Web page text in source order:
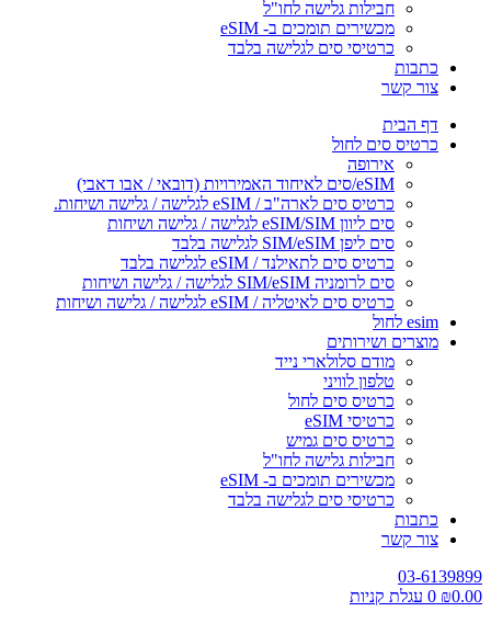
חבילות גלישה לחו"ל
מכשירים תומכים ב- eSIM
כרטיסי סים לגלישה בלבד
כתבות
צור קשר
דף הבית
כרטיס סים לחול
אירופה
eSIM/סים לאיחוד האמירויות (דובאי / אבו דאבי)
כרטיס סים לארה"ב / eSIM לגלישה / גלישה ושיחות.
סים ליוון eSIM/SIM לגלישה / גלישה ושיחות
סים ליפן SIM/eSIM לגלישה בלבד
כרטיס סים לתאילנד / eSIM לגלישה בלבד
סים לרומניה SIM/eSIM לגלישה / גלישה ושיחות
כרטיס סים לאיטליה / eSIM לגלישה / גלישה ושיחות
esim לחול
מוצרים ושירותים
מודם סלולארי נייד
טלפון לוויני
כרטיס סים לחול
כרטיסי eSIM
כרטיס סים גמיש
חבילות גלישה לחו"ל
מכשירים תומכים ב- eSIM
כרטיסי סים לגלישה בלבד
כתבות
צור קשר
03-6139899
₪0.00
0 עגלת קניות